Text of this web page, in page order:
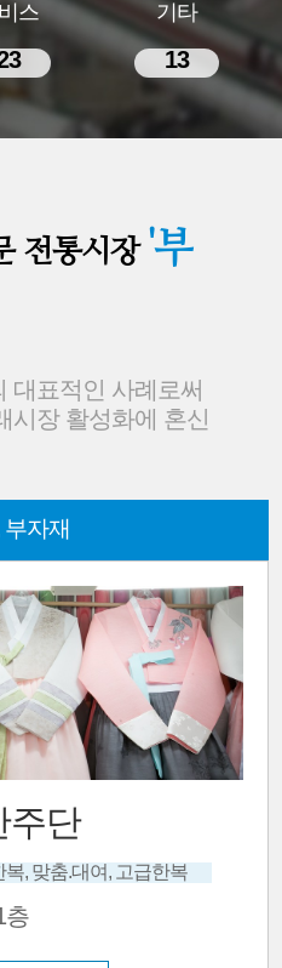
스 기타
13
전통시장 '부
대표적인 사례로써
시장 활성화에 혼신
부자재
주단
, 맞춤.대여, 고급한복
층